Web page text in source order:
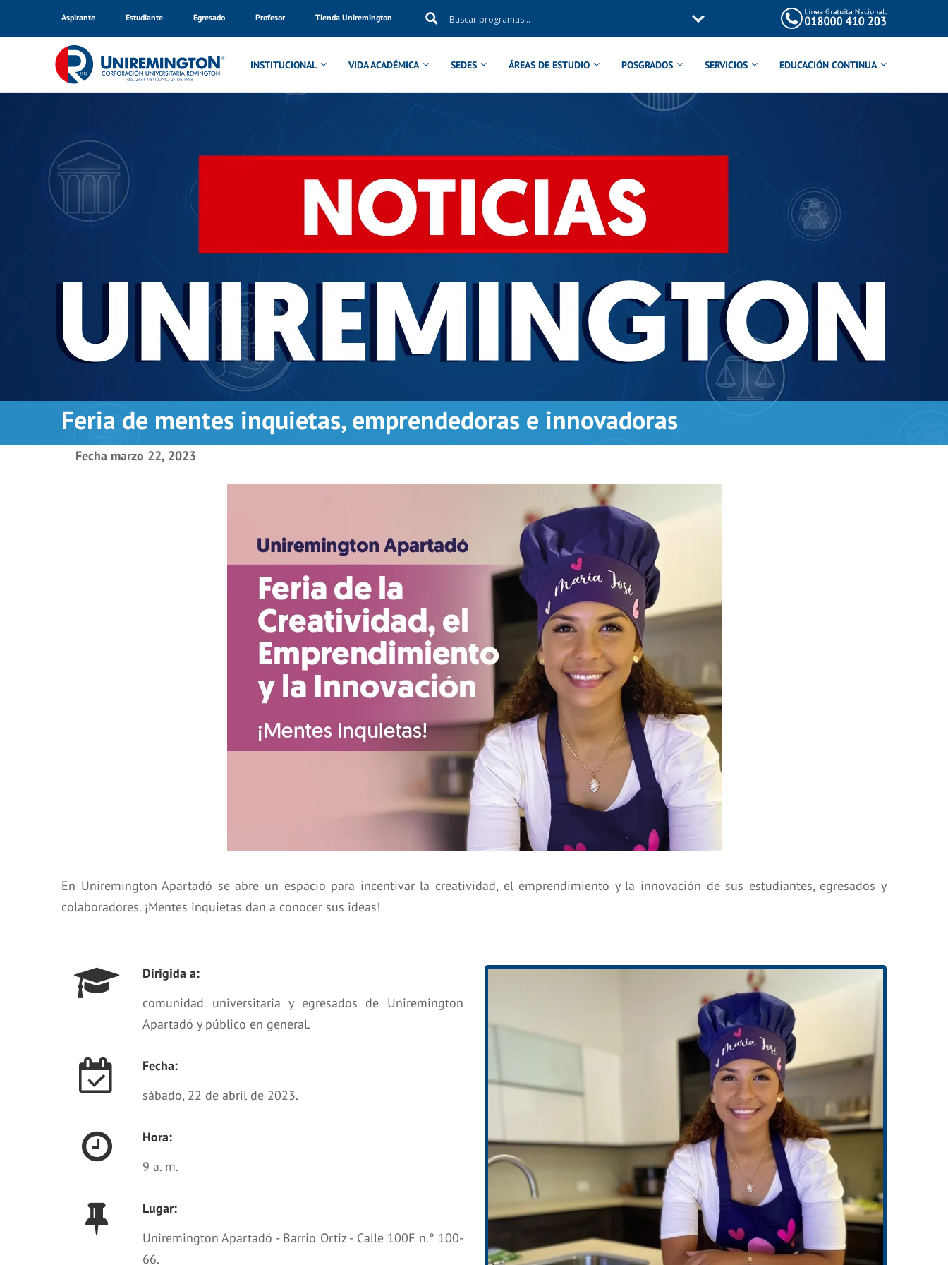
Aspirante Estudiante Egresado Profesor Tienda Uniremington
INSTITUCIONAL VIDA ACADÉMICA SEDES ÁREAS DE ESTUDIO POSGRADOS SERVICIOS EDUCACIÓN CONTINUA
Inicio Noticias Apartadó
Feria de mentes inquietas, emprendedoras e innovadoras
Fecha marzo 22, 2023
En Uniremington Apartadó se abre un espacio para incentivar la creatividad, el emprendimiento y la innovación de sus estudiantes, egresados y
colaboradores. ¡Mentes inquietas dan a conocer sus ideas!
Dirigida a:
comunidad universitaria y egresados de Uniremington
Apartadó y público en general.
Fecha:
sábado, 22 de abril de 2023.
Hora:
9 a. m.
Lugar:
Uniremington Apartadó - Barrio Ortiz - Calle 100F n.° 100-
66.